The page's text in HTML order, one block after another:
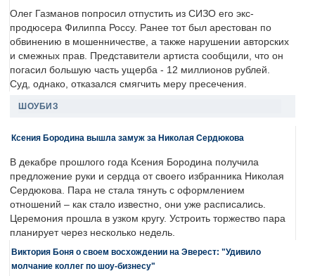
Олег Газманов попросил отпустить из СИЗО его экс-
продюсера Филиппа Россу. Ранее тот был арестован по
обвинению в мошенничестве, а также нарушении авторских
и смежных прав. Представители артиста сообщили, что он
погасил большую часть ущерба - 12 миллионов рублей.
Суд, однако, отказался смягчить меру пресечения.
ШОУБИЗ
Ксения Бородина вышла замуж за Николая Сердюкова
В декабре прошлого года Ксения Бородина получила
предложение руки и сердца от своего избранника Николая
Сердюкова. Пара не стала тянуть с оформлением
отношений – как стало известно, они уже расписались.
Церемония прошла в узком кругу. Устроить торжество пара
планирует через несколько недель.
Виктория Боня о своем восхождении на Эверест: "Удивило
молчание коллег по шоу-бизнесу"